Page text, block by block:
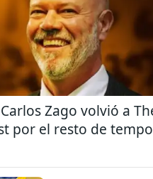
Zago volvió a
por el resto de